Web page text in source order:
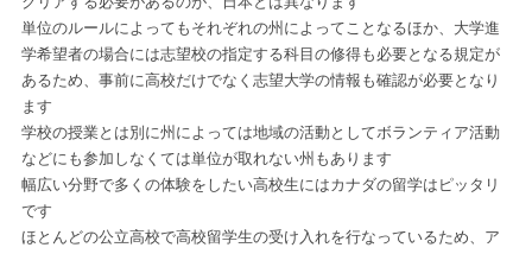
単位のルールによってもそれぞれの州によってことなるほか、大学進
学希望者の場合には志望校の指定する科目の修得も必要となる規定が
あるため、事前に高校だけでなく志望大学の情報も確認が必要となり
ます
学校の授業とは別に州によっては地域の活動としてボランティア活動
などにも参加しなくては単位が取れない州もあります
幅広い分野で多くの体験をしたい高校生にはカナダの留学はピッタリ
です
ほとんどの公立高校で高校留学生の受け入れを行なっているため、ア